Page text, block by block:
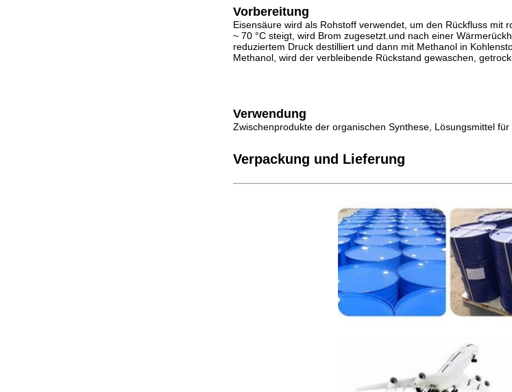
Vorbereitung
Eisensäure wird als Rohstoff verwendet, um den Rückfluss
~ 70 °C steigt, wird Brom zugesetzt.und nach einer
reduziertem Druck destilliert und dann mit Methanol in
Methanol, wird der verbleibende Rückstand gewaschen,
Verwendung
Zwischenprodukte der organischen Synthese, Lösungsmittel für
Verpackung und Lieferung